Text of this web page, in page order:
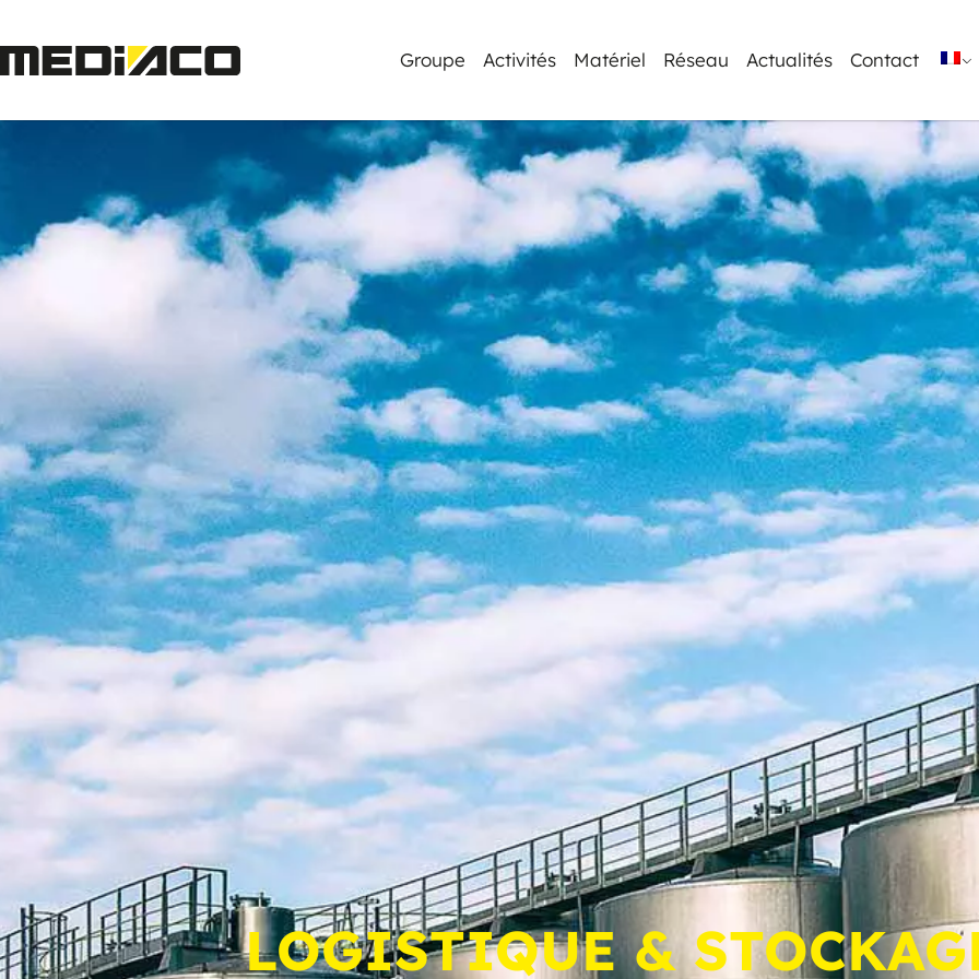
Groupe Activités Matériel Réseau Actualités Contact
LOGISTIQUE &